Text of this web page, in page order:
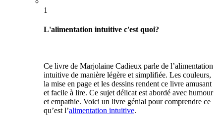
1
L'alimentation intuitive c'est quoi?
Ce livre de Marjolaine Cadieux parle de l’alimentation
intuitive de manière légère et simplifiée. Les couleurs,
la mise en page et les dessins rendent ce livre amusant
et facile à lire. Ce sujet délicat est abordé avec humour
et empathie. Voici un livre génial pour comprendre ce
qu’est l’alimentation intuitive.